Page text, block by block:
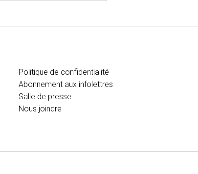
Politique de confidentialité
Abonnement aux infolettres
Salle de presse
Nous joindre